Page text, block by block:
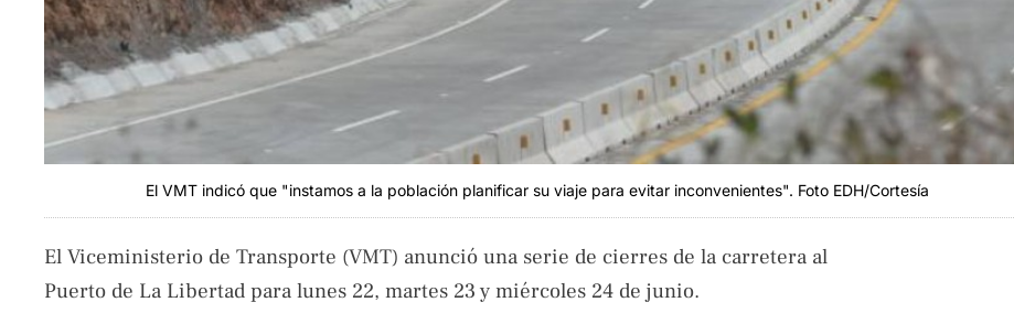
El VMT indicó que "instamos a la población planificar su viaje para evitar inconvenientes". Foto EDH/Cortesía
El Viceministerio de Transporte (VMT) anunció una serie de cierres de la carretera al
Puerto de La Libertad para lunes 22, martes 23 y miércoles 24 de junio.